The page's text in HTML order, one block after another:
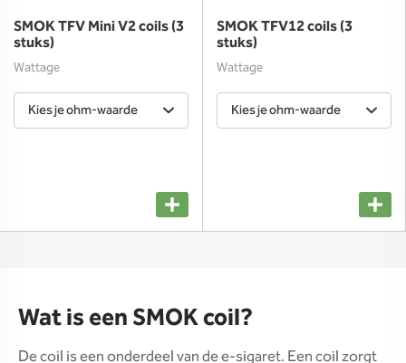
SMOK TFV Mini V2 coils (3
stuks)
Wattage
Kies je ohm-waarde
SMOK TFV12 coils (3
stuks)
Wattage
Kies je ohm-waarde
Wat is een SMOK coil?
De coil is een onderdeel van de e-sigaret. Een coil zorgt